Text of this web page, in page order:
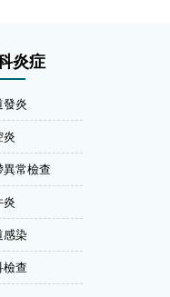
炎症
發炎
炎
異常檢查
炎
感染
檢查